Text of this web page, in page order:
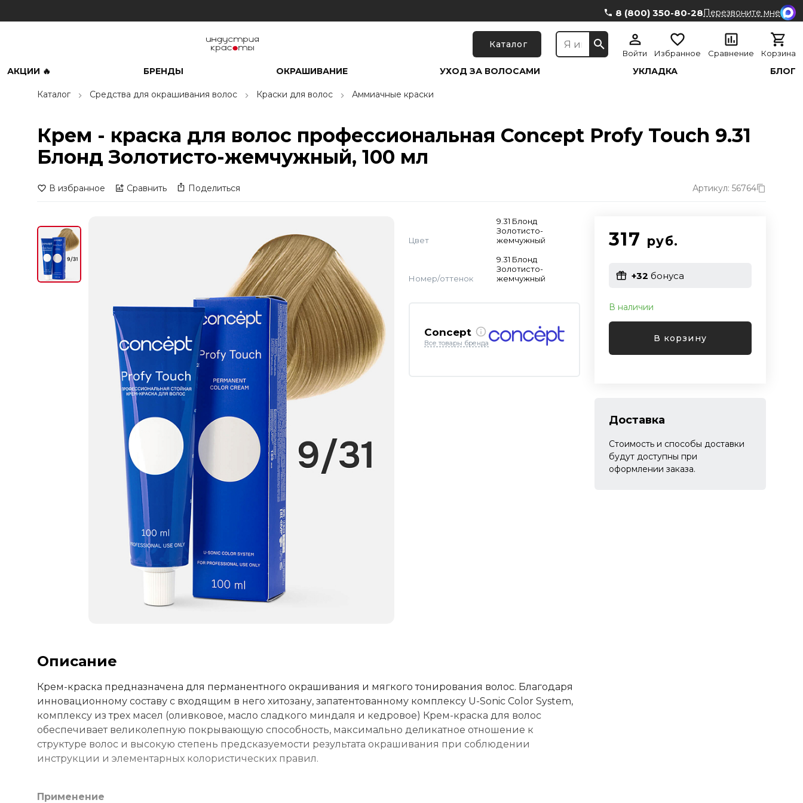
8 (800) 350-80-28Перезвоните мне
Каталог
Войти Избранное Сравнение Корзина
АКЦИИ 🔥 БРЕНДЫ ОКРАШИВАНИЕ УХОД ЗА ВОЛОСАМИ УКЛАДКА БЛОГ
Каталог Средства для окрашивания волос Краски для волос Аммиачные краски
Крем - краска для волос профессиональная Concept Profy Touch 9.31
Блонд Золотисто-жемчужный, 100 мл
В избранное Сравнить Поделиться Артикул: 56764
Цвет
9.31 Блонд
Золотисто-
жемчужный
Номер/оттенок
9.31 Блонд
Золотисто-
жемчужный
Concept
Все товары бренда
317 руб.
+32 бонуса
В наличии
В корзину
Доставка
Стоимость и способы доставки
будут доступны при
оформлении заказа.
Описание
Крем-краска предназначена для перманентного окрашивания и мягкого тонирования волос. Благодаря
инновационному составу с входящим в него хитозану, запатентованному комплексу U-Sonic Color System,
комплексу из трех масел (оливковое, масло сладкого миндаля и кедровое) Крем-краска для волос
обеспечивает великолепную покрывающую способность, максимально деликатное отношение к
структуре волос и высокую степень предсказуемости результата окрашивания при соблюдении
инструкции и элементарных колористических правил.
Применение